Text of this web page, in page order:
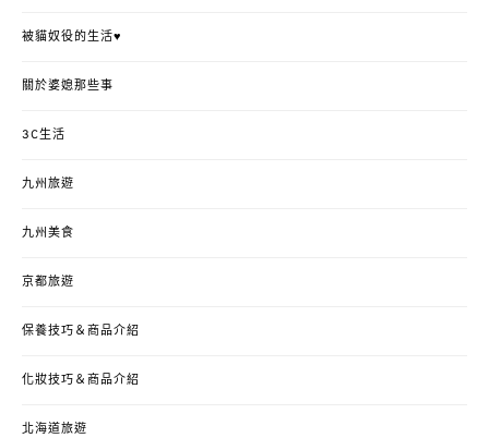
被貓奴役的生活♥
關於婆媳那些事
3C生活
九州旅遊
九州美食
京都旅遊
保養技巧＆商品介紹
化妝技巧＆商品介紹
北海道旅遊